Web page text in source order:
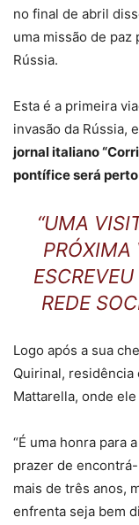
no final de abril
uma missão de paz
Rússia.
Esta é a primeira
invasão da Rússia,
jornal italiano
pontífice será
“UMA
PRÓXIMA
REDE
Logo após a sua
Quirinal,
Mattarella, onde
“É uma honra para
prazer de
mais de três anos,
enfrenta seja bem